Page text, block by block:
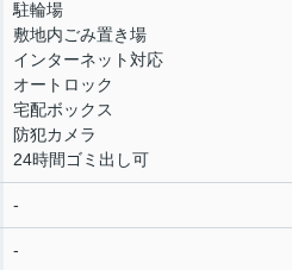
駐輪場
敷地内ごみ置き場
インターネット対応
オートロック
宅配ボックス
防犯カメラ
24時間ゴミ出し可
-
-